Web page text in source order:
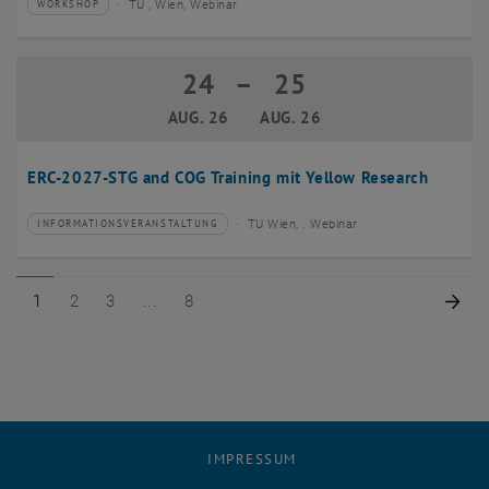
Veranstaltungstyp:
WORKSHOP
Veranstaltungsort:TU , Wien, Webinar
ERC-2027-STG and COG Training mit Yellow Research
24
AUG. 26
24 August 2026 bis 25 August 2026
– 25
AUG. 26
Veranstaltungstyp:
INFORMATIONSVERANSTALTUNG
Veranstaltungsort: TU Wien, . Webinar
Seite 1 von 8
1 Seite 2 von 8
2 Seite 3 von 8
3 Seite 8 von 8
8
IMPRESSUM